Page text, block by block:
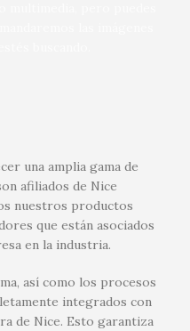
una amplia gama de
afiliados de Nice
nuestros productos
que están asociados
en la industria.
así como los procesos
integrados con
de Nice. Esto garantiza